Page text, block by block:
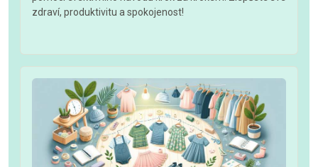
zdraví, produktivitu a spokojenost!